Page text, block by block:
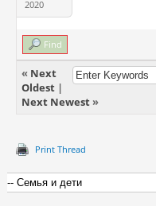
2020
Find
« Next
Oldest|
Next Newest»
Print Thread